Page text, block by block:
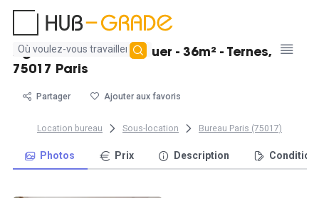
Aucun
résultat
Agréable bureau à louer - 36m² - Ternes,
75017 Paris
Partager Ajouter aux favoris
Location bureau Sous-location Bureau Paris (75017)
Photos Prix Description